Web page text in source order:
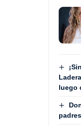
luego